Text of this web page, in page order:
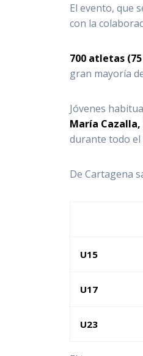
El evento, que
con la
700 atletas
gran mayoría
Jóvenes
María Cazalla,
durante todo el
De Cartagena
U15
U17
U23